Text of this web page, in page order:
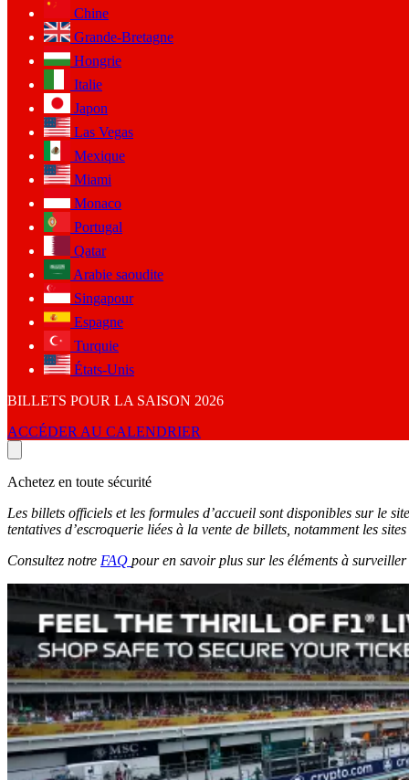
Chine
Grande-Bretagne
Hongrie
Italie
Japon
Las Vegas
Mexique
Miami
Monaco
Portugal
Qatar
Arabie saoudite
Singapour
Espagne
Turquie
États-Unis
BILLETS POUR LA SAISON 2026
ACCÉDER AU CALENDRIER
Achetez en toute sécurité
Les billets officiels et les formules d’accueil sont disponibles sur le site
tentatives d’escroquerie liées à la vente de billets, notamment les
Consultez notre FAQ pour en savoir plus sur les éléments à